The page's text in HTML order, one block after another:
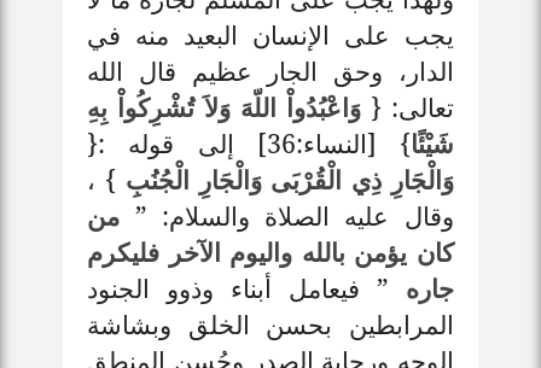
يجب على الإنسان البعيد منه في
الدار، وحق الجار عظيم قال الله
تعالى: {وَاعْبُدُواْ اللّهَ وَلاَ تُشْرِكُواْ بِهِ
شَيْئًا} [النساء:36] إلى قوله :{
وَالْجَارِ ذِي الْقُرْبَى وَالْجَارِ الْجُنُبِ } ،
وقال عليه الصلاة والسلام: ” من
كان يؤمن بالله واليوم الآخر فليكرم
جاره ” فيعامل أبناء وذوو الجنود
المرابطين بحسن الخلق وبشاشة
الوجه ورحابة الصدر وحُسن المنطق